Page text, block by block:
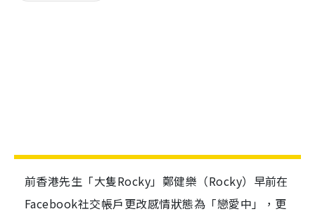
前香港先生「大隻Rocky」鄭健樂（Rocky）早前在
Facebook社交帳戶更改感情狀態為「戀愛中」，更